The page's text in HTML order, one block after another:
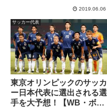
（大分トリニータ） 大迫敬介
（サンフレッチェ広島） 川島永
嗣（ストラスブール／フランス）
▽DF 植田直通（セル...
2019.06.06
サッカー代表
東京オリンピックのサッカ
ー日本代表に選出される選
手を大予想！【WB・ボラ